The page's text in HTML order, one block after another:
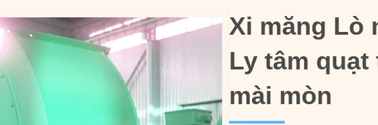
Xi măng Lò
Ly tâm
mài mòn
Xi măng Lò
Ly tâm
mài mòn